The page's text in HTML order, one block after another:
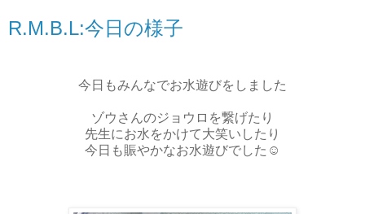
R.M.B.L:今日の様子
今日もみんなでお水遊びをしました
ゾウさんのジョウロを繋げたり
先生にお水をかけて大笑いしたり
今日も賑やかなお水遊びでした☺